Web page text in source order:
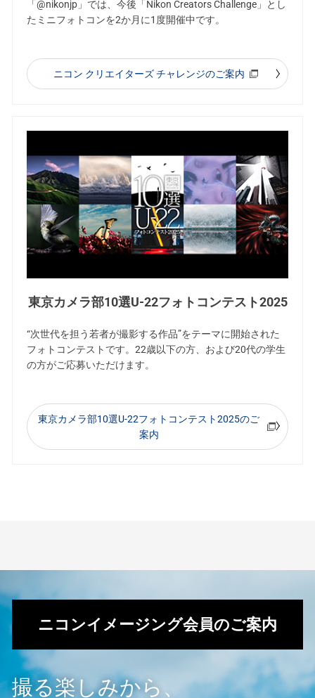
「@nikonjp」では、今後「Nikon Creators Challenge」とし
たミニフォトコンを2か月に1度開催中です。
ニコン クリエイターズ チャレンジのご案内
東京カメラ部10選U-22フォトコンテスト2025
“次世代を担う若者が撮影する作品”をテーマに開始された
フォトコンテストです。22歳以下の方、および20代の学生
の方がご応募いただけます。
東京カメラ部10選U-22フォトコンテスト2025のご
案内
ニコンイメージング会員のご案内
撮る楽しみから、